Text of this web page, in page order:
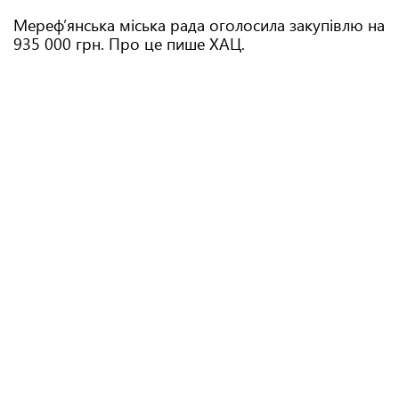
Мереф’янська міська рада оголосила закупівлю на
935 000 грн. Про це пише ХАЦ.